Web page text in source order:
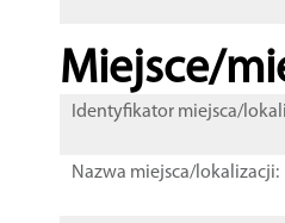
Miejsce/
Identyfikator miejsca/
Nazwa miejsca/lokalizacji: